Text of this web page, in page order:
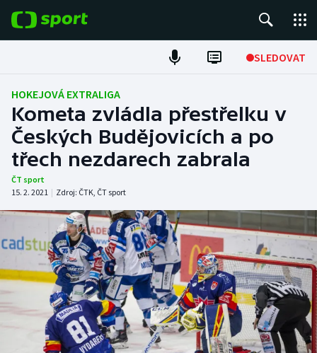
SLEDOVAT
Fotbal
Hokej
Tenis
Atletika
Cyklistika
DALŠÍ SPORTY
Americký fotbal
Baseball a softbal
NEPŘEHLÉDNĚTE
Soutěže
HOKEJOVÁ EXTRALIGA
Kometa zvládla přestřelku v
Českých Budějovicích a po
třech nezdarech zabrala
ČT sport
15. 2. 2021 | Zdroj: ČTK, ČT sport